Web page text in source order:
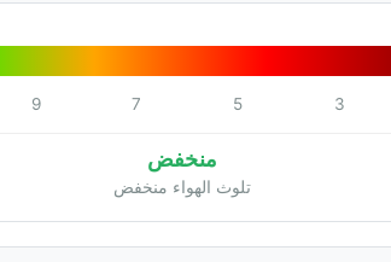
3
5
7
9
منخفض
تلوث الهواء منخفض